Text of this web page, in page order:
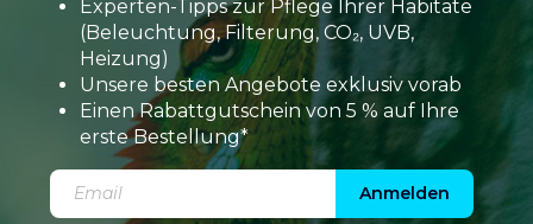
Experten-Tipps zur Pflege Ihrer Habitate
(Beleuchtung, Filterung, CO₂, UVB,
Heizung)
Unsere besten Angebote exklusiv vorab
Einen Rabattgutschein von 5 % auf Ihre
erste Bestellung*
Anmelden